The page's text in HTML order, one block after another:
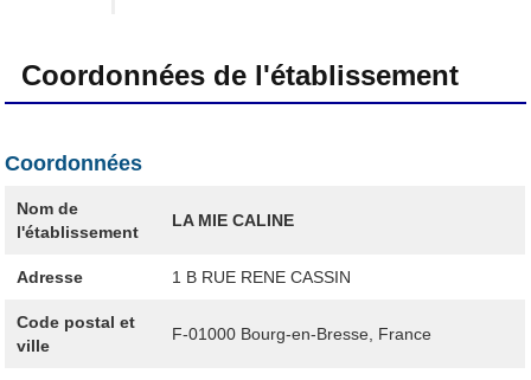
Coordonnées de l'établissement
Coordonnées
Nom de
l'établissement
LA MIE CALINE
Adresse 1 B RUE RENE CASSIN
Code postal et
ville
F-01000 Bourg-en-Bresse, France